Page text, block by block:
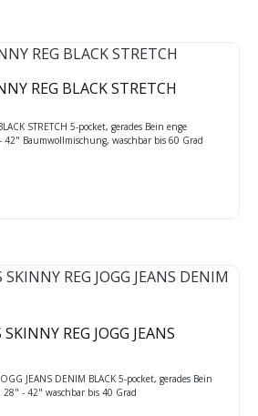
REG BLACK STRETCH
STRETCH 5-pocket, gerades Bein enge
42" Baumwollmischung, waschbar bis 60 Grad
REG JOGG JEANS
JEANS DENIM BLACK 5-pocket, gerades Bein
28" - 42" waschbar bis 40 Grad